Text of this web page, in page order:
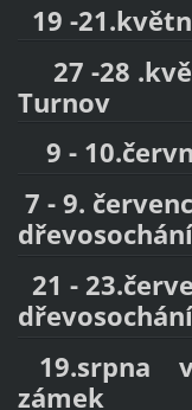
19 -
27 -28
Turnov
9 -
7 - 9.
dřevosochání
21 -
19.srpna
zámek